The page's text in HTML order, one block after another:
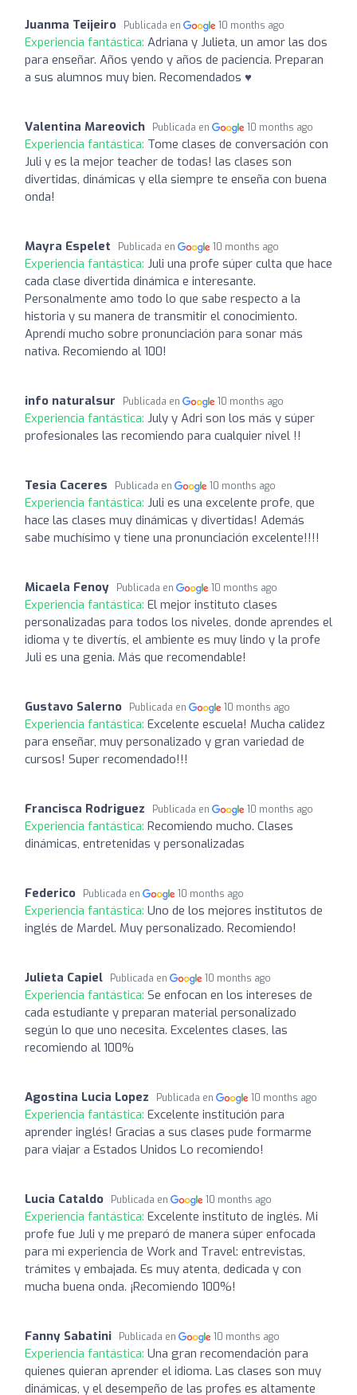
Juanma Teijeiro Publicada en 10 months ago
Experiencia fantástica: Adriana y Julieta, un amor las dos
para enseñar. Años yendo y años de paciencia. Preparan
a sus alumnos muy bien. Recomendados ♥️
Valentina Mareovich Publicada en 10 months ago
Experiencia fantástica: Tome clases de conversación con
Juli y es la mejor teacher de todas! las clases son
divertidas, dinámicas y ella siempre te enseña con buena
onda!
Mayra Espelet Publicada en 10 months ago
Experiencia fantástica: Juli una profe súper culta que hace
cada clase divertida dinámica e interesante.
Personalmente amo todo lo que sabe respecto a la
historia y su manera de transmitir el conocimiento.
Aprendí mucho sobre pronunciación para sonar más
nativa. Recomiendo al 100!
info naturalsur Publicada en 10 months ago
Experiencia fantástica: July y Adri son los más y súper
profesionales las recomiendo para cualquier nivel !!
Tesia Caceres Publicada en 10 months ago
Experiencia fantástica: Juli es una excelente profe, que
hace las clases muy dinámicas y divertidas! Además
sabe muchísimo y tiene una pronunciación excelente!!!!
Micaela Fenoy Publicada en 10 months ago
Experiencia fantástica: El mejor instituto clases
personalizadas para todos los niveles, donde aprendes el
idioma y te divertís, el ambiente es muy lindo y la profe
Juli es una genia. Más que recomendable!
Gustavo Salerno Publicada en 10 months ago
Experiencia fantástica: Excelente escuela! Mucha calidez
para enseñar, muy personalizado y gran variedad de
cursos! Super recomendado!!!
Francisca Rodriguez Publicada en 10 months ago
Experiencia fantástica: Recomiendo mucho. Clases
dinámicas, entretenidas y personalizadas
Federico Publicada en 10 months ago
Experiencia fantástica: Uno de los mejores institutos de
inglés de Mardel. Muy personalizado. Recomiendo!
Julieta Capiel Publicada en 10 months ago
Experiencia fantástica: Se enfocan en los intereses de
cada estudiante y preparan material personalizado
según lo que uno necesita. Excelentes clases, las
recomiendo al 100%
Agostina Lucia Lopez Publicada en 10 months ago
Experiencia fantástica: Excelente institución para
aprender inglés! Gracias a sus clases pude formarme
para viajar a Estados Unidos Lo recomiendo!
Lucia Cataldo Publicada en 10 months ago
Experiencia fantástica: Excelente instituto de inglés. Mi
profe fue Juli y me preparó de manera súper enfocada
para mi experiencia de Work and Travel: entrevistas,
trámites y embajada. Es muy atenta, dedicada y con
mucha buena onda. ¡Recomiendo 100%!
Fanny Sabatini Publicada en 10 months ago
Experiencia fantástica: Una gran recomendación para
quienes quieran aprender el idioma. Las clases son muy
dinámicas, y el desempeño de las profes es altamente